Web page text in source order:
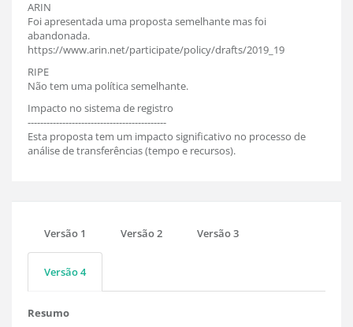
ARIN
Foi apresentada uma proposta semelhante mas foi
abandonada.
https://www.arin.net/participate/policy/drafts/2019_19
RIPE
Não tem uma política semelhante.
Impacto no sistema de registro
--------------------------------------------
Esta proposta tem um impacto significativo no processo de
análise de transferências (tempo e recursos).
Versão 1 Versão 2 Versão 3
Versão 4
Resumo